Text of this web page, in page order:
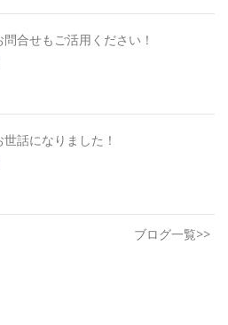
合せもご活用ください！
話になりました！
ブログ一覧>>